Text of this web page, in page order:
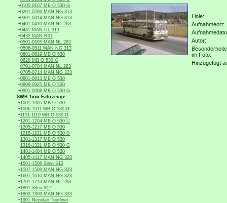
-0105-0107 MB O 530 G
-0201-0206 MAN NG 313
-0301-0314 MAN NG 313
-0401-0410 MAN NL 263
-0431 MAN ÜL 313
-0432 MAN R07
-0501-0505 MAN NL 263
-0506-0511 MAN NG 313
-0601-0619 MB O 530
-0620 MB O 530 G
-0701-0704 MAN NL 283
-0705-0714 MAN NG 323
-0801-0813 MB O 530
-0909-0925 MB O 530
-0901-0908 MB O 530 G
SWB 1xxx-Fahrzeuge
-1001-1005 MB O 530
-1006-1011 MB O 530 G
-1101-1110 MB O 530 G
-1201-1204 MB O 530 Ü
-1205-1217 MB O 530
-1218-1221 MB O 530 G
-1301-1317 MB O 530
-1318-1321 MB O 530 G
-1401-1404 MB O 530
-1405-1417 MAN NG 323
-1501-1506 Sileo S12
-1507-1509 MAN NG 323
-1601-1610 MAN NG 323
-1701-1713 MAN NL 293
-1801 Sileo S12
-1802-1809 MAN NG 323
-1901 Neoplan Tourliner
Linie:
Aufnahmeort:
Autor:
im Foto:
Hinzugefügt